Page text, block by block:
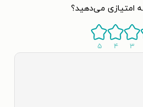
امتیازی می‌دهید؟
۳ ۴ ۵